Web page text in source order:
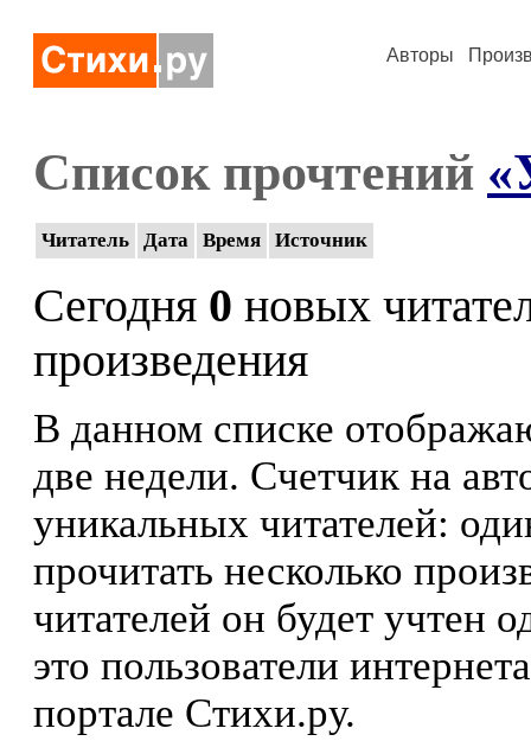
Авторы
Список прочтений
Читатель Дата Время Источник
Сегодня 0 новых
произведения
В данном списке
две недели. Счетчик на
уникальных читателей:
прочитать несколько
читателей он будет учтен
это пользователи
портале Стихи.ру.